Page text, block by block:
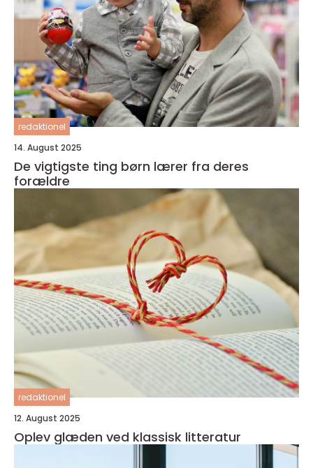
redaktionel
14. August 2025
De vigtigste ting børn lærer fra deres
forældre
redaktionel
12. August 2025
Oplev glæden ved klassisk litteratur